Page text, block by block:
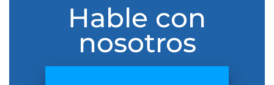
Hable con
nosotros